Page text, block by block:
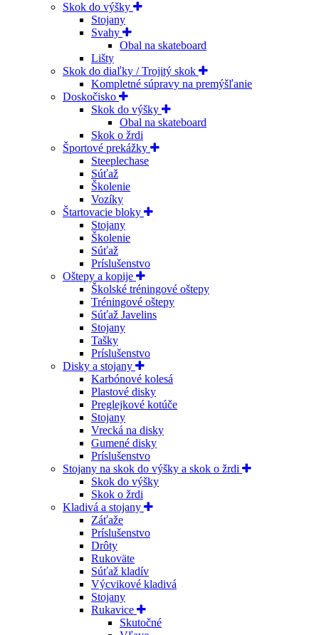
Skok do výšky
Stojany
Svahy
Obal na skateboard
Lišty
Skok do diaľky / Trojitý skok
Kompletné súpravy na premýšľanie
Doskočisko
Skok do výšky
Obal na skateboard
Skok o žrdi
Športové prekážky
Steeplechase
Súťaž
Školenie
Vozíky
Štartovacie bloky
Stojany
Školenie
Súťaž
Príslušenstvo
Oštepy a kopije
Školské tréningové oštepy
Tréningové oštepy
Súťaž Javelins
Stojany
Tašky
Príslušenstvo
Disky a stojany
Karbónové kolesá
Plastové disky
Preglejkové kotúče
Stojany
Vrecká na disky
Gumené disky
Príslušenstvo
Stojany na skok do výšky a skok o žrdi
Skok do výšky
Skok o žrdi
Kladivá a stojany
Záťaže
Príslušenstvo
Drôty
Rukoväte
Súťaž kladív
Výcvikové kladivá
Stojany
Rukavice
Skutočné